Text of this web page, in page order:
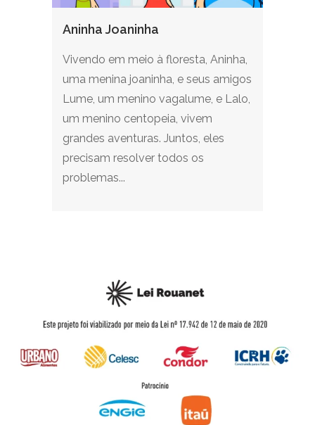
Aninha Joaninha
Vivendo em meio à floresta, Aninha,
uma menina joaninha, e seus amigos
Lume, um menino vagalume, e Lalo,
um menino centopeia, vivem
grandes aventuras. Juntos, eles
precisam resolver todos os
problemas...